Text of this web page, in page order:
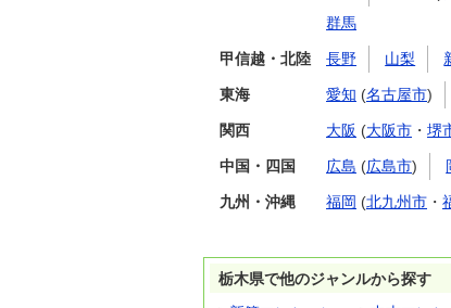
群馬
甲信越・北陸 長野 山梨
東海 愛知 (名古屋市)
関西 大阪 (大阪市 ・ 堺
中国・四国 広島 (広島市)
九州・沖縄 福岡 (北九州市 ・
栃木県で他のジャンルから探す